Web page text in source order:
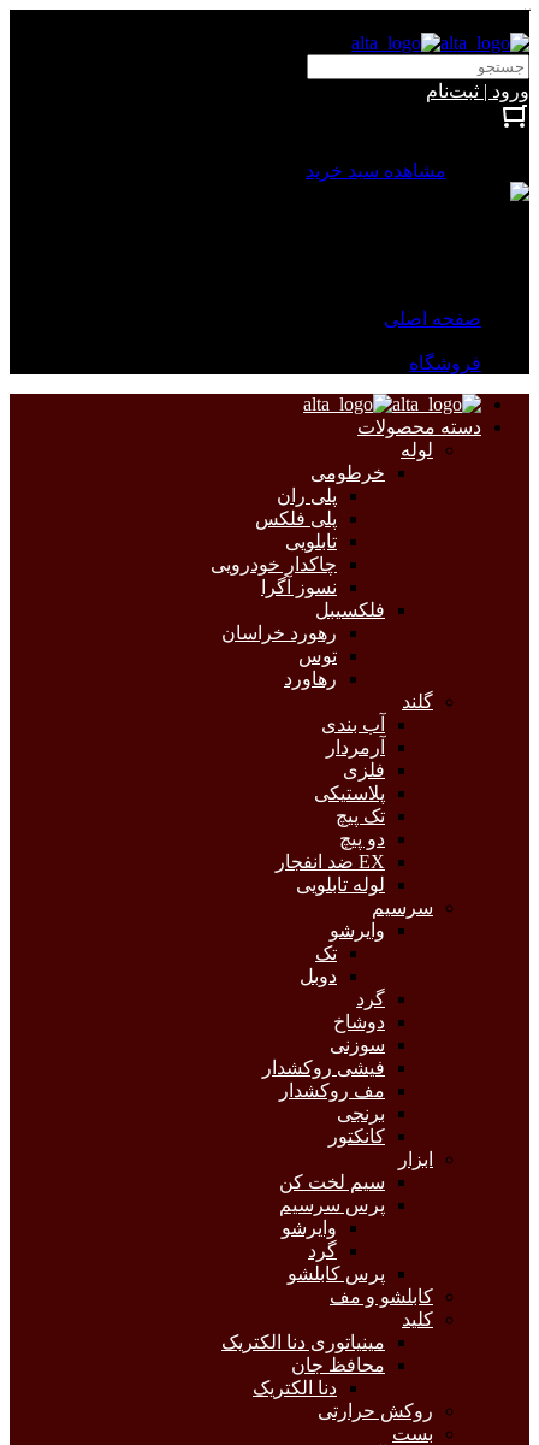
ورود | ثبت‌نام
مشاهده سبد خرید
صفحه اصلی
فروشگاه
دسته محصولات
لوله
خرطومی
پلی ران
پلی فلکس
تابلویی
چاکدار خودرویی
نسوز آگرا
فلکسیبل
رهورد خراسان
توس
رهاورد
گلند
آب بندی
آرمردار
فلزی
پلاستیکی
تک پیچ
دو پیچ
EX ضد انفجار
لوله تابلویی
سرسیم
وایرشو
تک
دوبل
گرد
دوشاخ
سوزنی
فیشی روکشدار
مف روکشدار
برنجی
کانکتور
ابزار
سیم لخت کن
پرس سرسیم
وایرشو
گرد
پرس کابلشو
کابلشو و مف
کلید
مینیاتوری دنا الکتریک
محافظ جان
دنا الکتریک
روکش حرارتی
بست